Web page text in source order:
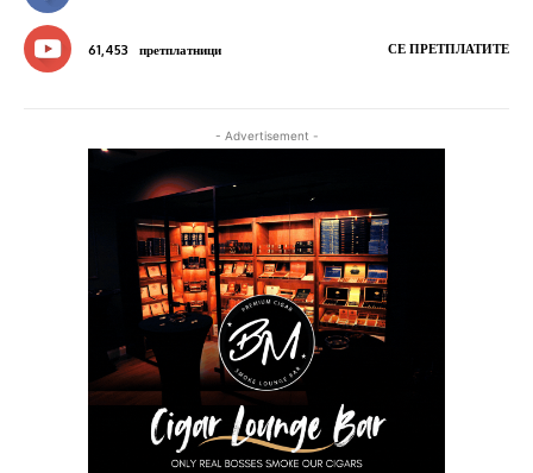
61,453 претплатници СЕ ПРЕТПЛАТИТЕ
- Advertisement -